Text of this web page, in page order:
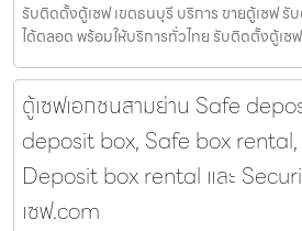
รับติดตั้งตู้เซฟ เขตธนบุรี บริการ ขายตู้เซฟ
ได้ตลอด พร้อมให้บริการทั่วไทย รับติดตั้งตู้เซฟ
ตู้เซฟเอกชนสามย่าน Safe
deposit box, Safe box
Deposit box rental และ
เซฟ.com